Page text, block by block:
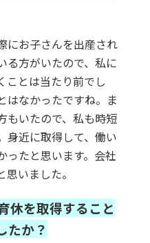
にお子さんを出産され
る方がいたので、私に
ことは当たり前でし
はなかったですね。ま
もいたので、私も時短
身近に取得して、働い
ったと思います。会社
いました。
休を取得すること
たか？